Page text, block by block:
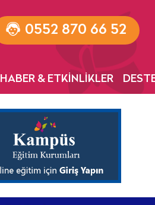
0552 870 66 52
HABER & ETKİNLİKLER